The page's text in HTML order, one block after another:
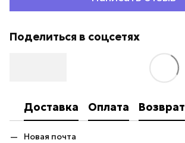
Поделиться в соцсетях
Доставка Оплата Возврат
Новая почта